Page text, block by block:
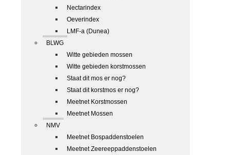
Nectarindex
Oeverindex
LMF-a (Dunea)
BLWG
Witte gebieden mossen
Witte gebieden korstmossen
Staat dit mos er nog?
Staat dit korstmos er nog?
Meetnet Korstmossen
Meetnet Mossen
NMV
Meetnet Bospaddenstoelen
Meetnet Zeereeppaddenstoelen